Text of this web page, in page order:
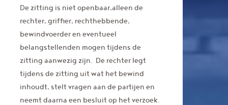
De zitting is niet openbaar,alleen de
rechter, griffier, rechthebbende,
bewindvoerder en eventueel
belangstellenden mogen tijdens de
zitting aanwezig zijn. De rechter legt
tijdens de zitting uit wat het bewind
inhoudt, stelt vragen aan de partijen en
neemt daarna een besluit op het verzoek.